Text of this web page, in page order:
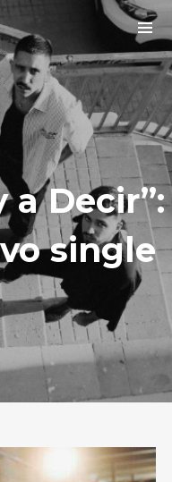
a Decir”:
single